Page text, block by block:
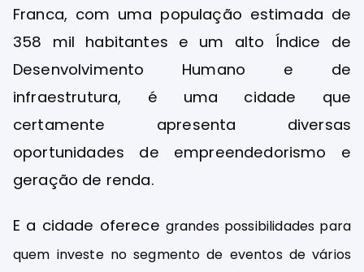
Franca, com uma população estimada de
358 mil habitantes e um alto Índice de
Desenvolvimento Humano e de
infraestrutura, é uma cidade que
certamente apresenta diversas
oportunidades de empreendedorismo e
geração de renda.
E a cidade oferece grandes possibilidades para
quem investe no segmento de eventos de vários